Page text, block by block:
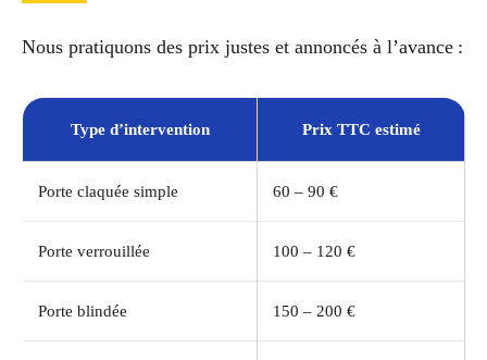
Nous pratiquons des prix justes et annoncés à l’avance :
Type d’intervention Prix TTC estimé
Porte claquée simple 60 – 90 €
Porte verrouillée 100 – 120 €
Porte blindée 150 – 200 €